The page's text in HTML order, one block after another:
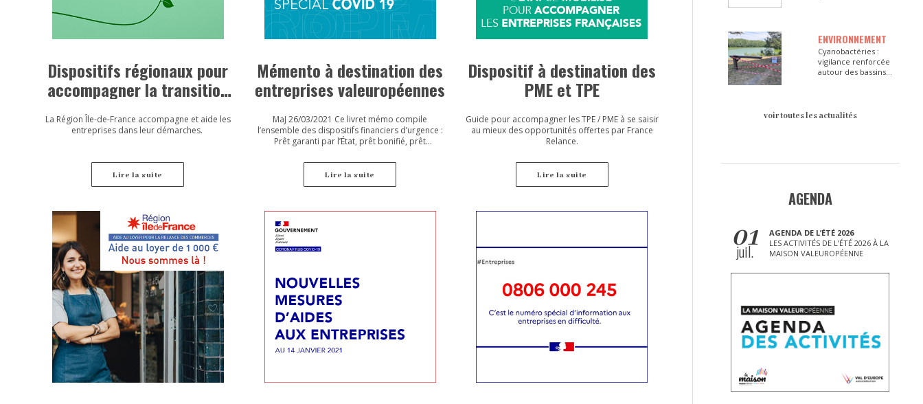
Dispositifs régionaux pour
accompagner la transition
écologiques des entreprises
La Région Île-de-France accompagne et aide les
entreprises dans leur démarches.
Lire la suite
Mémento à destination des
entreprises valeuropéennes
MaJ 26/03/2021 Ce livret mémo compile
l’ensemble des dispositifs financiers d’urgence :
Prêt garanti par l’État, prêt bonifié, prêt
renforcement, fonds de solidarité.
Lire la suite
Dispositif à destination des
PME et TPE
Guide pour accompagner les TPE / PME à se saisir
au mieux des opportunités offertes par France
Relance.
Lire la suite
ENVIRONNEMENT
Cyanobactéries :
vigilance renforcée
autour des bassins
voir toutes les actualités
AGENDA
01
juil.
AGENDA DE L’ÉTÉ 2026
LES ACTIVITÉS DE L’ÉTÉ 2026 À LA
MAISON VALEUROPÉENNE